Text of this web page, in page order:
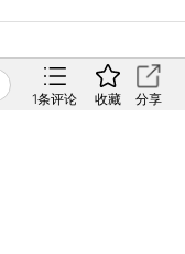
1条评论 收藏 分享